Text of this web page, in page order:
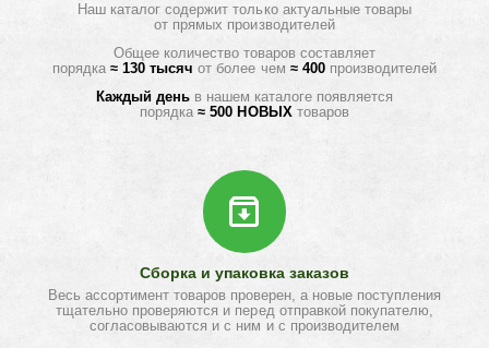
Наш каталог содержит только актуальные товары
от прямых производителей
Общее количество товаров составляет
порядка≈ 130 тысяч от более чем ≈ 400 производителей
Каждый деньв нашем каталоге появляется
порядка≈ 500 НОВЫХ товаров
Сборка и упаковка заказов
Весь ассортимент товаров проверен, а новые поступления
тщательно проверяются и перед отправкой покупателю,
согласовываются и с ним и с производителем